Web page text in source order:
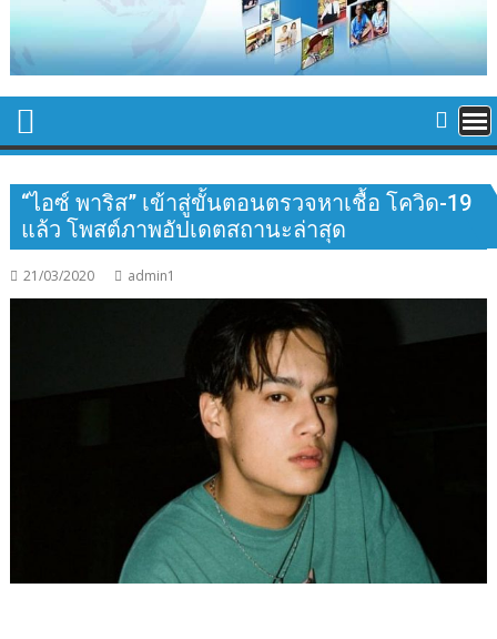
“ไอซ์ พาริส” เข้าสู่ขั้นตอนตรวจหาเชื้อ โควิด-19
แล้ว โพสต์ภาพอัปเดตสถานะล่าสุด
21/03/2020 admin1